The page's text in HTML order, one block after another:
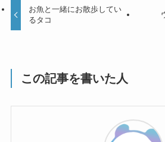
お魚と一緒にお散歩してい
るタコ
この記事を書いた人